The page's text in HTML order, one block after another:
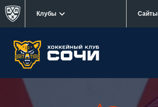
Клубы Сайты